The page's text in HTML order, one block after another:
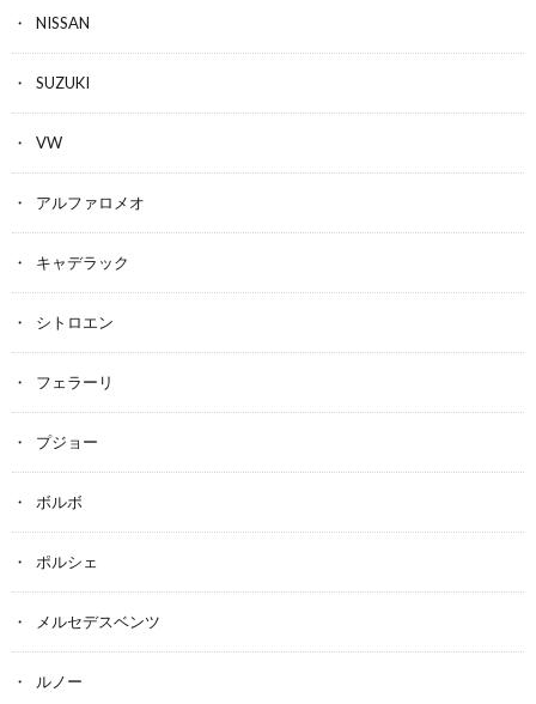
NISSAN
SUZUKI
VW
アルファロメオ
キャデラック
シトロエン
フェラーリ
プジョー
ボルボ
ポルシェ
メルセデスベンツ
ルノー